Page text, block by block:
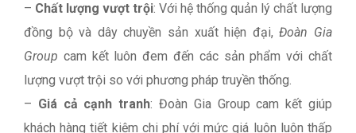
– Chất lượng vượt trội: Với hệ thống quản lý chất lượng
đồng bộ và dây chuyền sản xuất hiện đại,Đoàn Gia
Group cam kết luôn đem đến các sản phẩm với chất
lượng vượt trội so với phương pháp truyền thống.
– Giá cả cạnh tranh: Đoàn Gia Group cam kết giúp
khách hàng tiết kiệm chi phí với mức giá luôn luôn thấp